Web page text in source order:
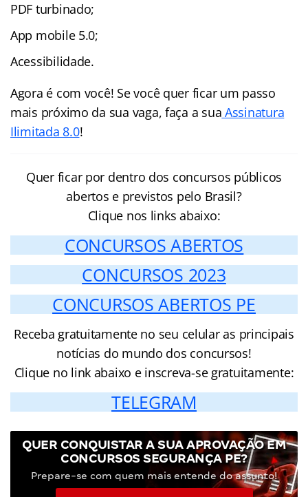
PDF turbinado;
App mobile 5.0;
Acessibilidade.
Agora é com você! Se você quer ficar um passo
mais próximo da sua vaga, faça a sua Assinatura
Ilimitada 8.0!
Quer ficar por dentro dos concursos públicos
abertos e previstos pelo Brasil?
Clique nos links abaixo:
CONCURSOS ABERTOS
CONCURSOS 2023
CONCURSOS ABERTOS PE
Receba gratuitamente no seu celular as principais
notícias do mundo dos concursos!
Clique no link abaixo e inscreva-se gratuitamente:
TELEGRAM
QUER CONQUISTAR A SUA APROVAÇÃO EM
CONCURSOS SEGURANÇA PE?
Prepare-se com quem mais entende do assunto!